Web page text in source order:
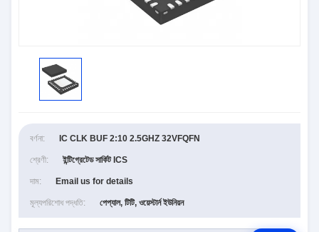
বর্ণনা: IC CLK BUF 2:10 2.5GHZ 32VFQFN
শ্রেণী: ইন্টিগ্রেটেড সার্কিট ICS
দাম: Email us for details
মূল্যপরিশোধ পদ্ধতি: পেপ্যাল, টিটি, ওয়েস্টার্ন ইউনিয়ন